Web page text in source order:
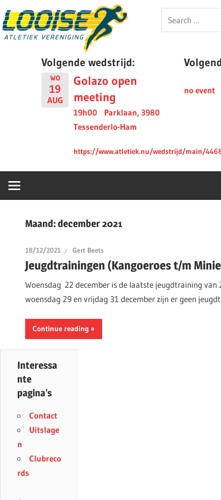
to
content
Looise
Search
for:
Volgende wedstrijd:
WO
19
AUG
Golazo open
meeting
19h00
Parklaan, 3980
Tessenderlo-Ham
https://www.atletiek.nu/wedstrijd/main/
no event
Maand:december 2021
18/12/2021 Gert Beets
Jeugdtrainingen (Kangoeroes t/m
Woensdag 22 december is de laatste jeugdtraining van
woensdag 29 en vrijdag 31 december zijn er geen
Continue reading
Interessa
nte
pagina’s
Contact
Uitslage
n
Clubreco
rds